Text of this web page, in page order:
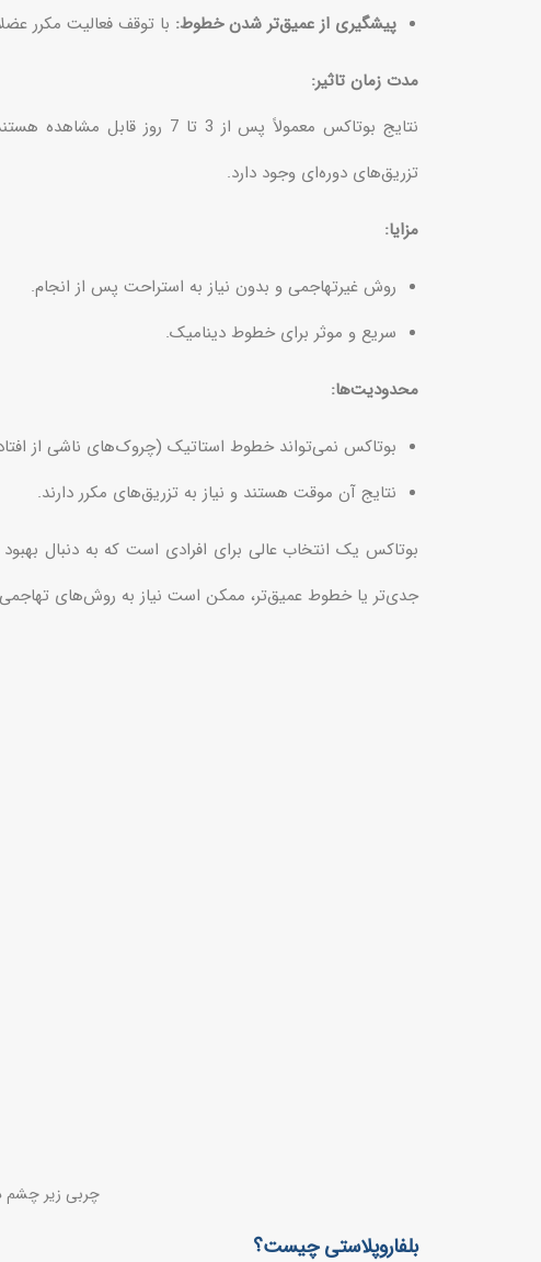
پیشگیری از عمیق‌تر شدن خطوط: با توقف فعالیت مکرر
مدت زمان تاثیر:
تزریق‌های دوره‌ای وجود دارد.
مزایا:
روش غیرتهاجمی و بدون نیاز به استراحت پس از انجام.
سریع و موثر برای خطوط دینامیک.
محدودیت‌ها:
بوتاکس نمی‌تواند خطوط استاتیک (چروک‌های ناشی از
نتایج آن موقت هستند و نیاز به تزریق‌های مکرر دارند.
بوتاکس یک انتخاب عالی برای افرادی است که به دنبال
جدی‌تر یا خطوط عمیق‌تر، ممکن است نیاز به روش‌های
چربی زیر چشم
بلفاروپلاستی چیست؟